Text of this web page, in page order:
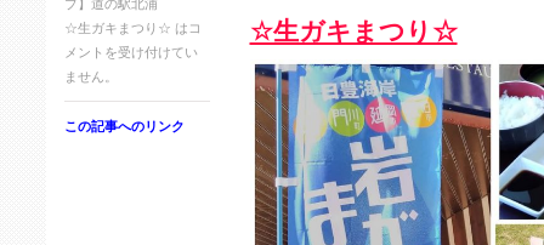
プ】道の駅北浦
☆生ガキまつり☆ は コ
メントを受け付けてい
ません。
この記事へのリンク
☆生ガキまつり☆